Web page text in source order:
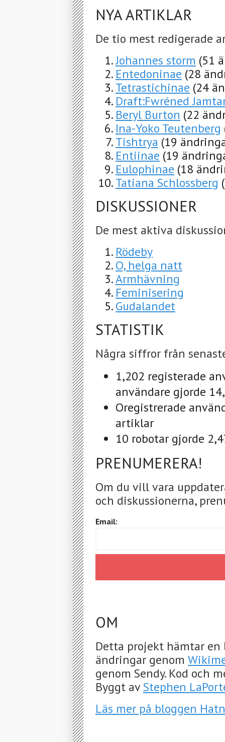
NYA ARTIKLAR
De tio mest redigerade
Johannes storm (51
Entedoninae (28
Tetrastichinae (24
Draft:Fwréned
Beryl Burton (22
Ina-Yoko Teutenberg
Tishtrya (19
Entiinae (19
Eulophinae (18
Tatiana Schlossberg
DISKUSSIONER
De mest aktiva
Rödeby
O, helga natt
Armhävning
Feminisering
Gudalandet
STATISTIK
Några siffror från
1,202 registerade
användare gjorde
Oregistrerade
artiklar
10 robotar gjorde
PRENUMERERA!
Om du vill vara
och diskussionerna,
Email:
OM
Detta projekt hämtar en
ändringar genom
genom Sendy. Kod och
Byggt avStephen
Läs mer på bloggen